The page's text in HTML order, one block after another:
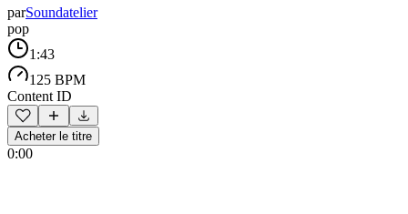
parSoundatelier
pop
1:43
125 BPM
Content ID
Acheter le titre
0:00